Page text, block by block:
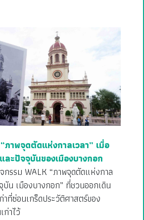
ภาพจุดตัดแห่งกาลเวลา” เมื่อ
ละปัจจุบันของเมืองบางกอก
กรรม WALK “ภาพจุดตัดแห่งกาล
น เมืองบางกอก” ที่ชวนออกเดิน
าที่ซ่อนเกร็ดประวัติศาสตร์ของ
าไว้